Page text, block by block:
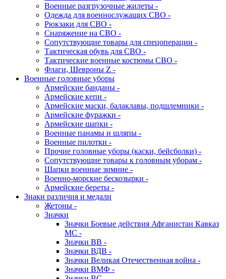
Военные разгрузочные жилеты -
Одежда для военнослужащих СВО -
Рюкзаки для СВО -
Снаряжение на СВО -
Сопутствующие товары для спецоперации -
Тактическая обувь для СВО -
Тактические военные костюмы СВО -
Флаги, Шевроны Z -
Военные головные уборы
Армейские банданы -
Армейские кепи -
Армейские маски, балаклавы, подшлемники -
Армейские фуражки -
Армейские шапки -
Военные панамы и шляпы -
Военные пилотки -
Прочие головные уборы (каски, бейсболки) -
Сопутствующие товары к головным уборам -
Шапки военные зимние -
Военно-морские бескозырки -
Армейские береты -
Знаки различия и медали
Жетоны -
Значки
Значки Боевые действия Афганистан Кавказ
МС -
Значки ВВ -
Значки ВДВ -
Значки Великая Отечественная война -
Значки ВМФ -